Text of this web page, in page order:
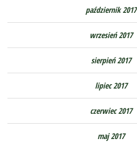
październik 2017
wrzesień 2017
sierpień 2017
lipiec 2017
czerwiec 2017
maj 2017